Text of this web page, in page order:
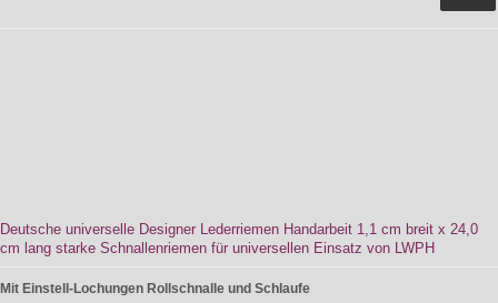
Deutsche universelle Designer Lederriemen Handarbeit 1,1 cm breit x 24,0
cm lang starke Schnallenriemen für universellen Einsatz von LWPH
Mit Einstell-Lochungen Rollschnalle und Schlaufe